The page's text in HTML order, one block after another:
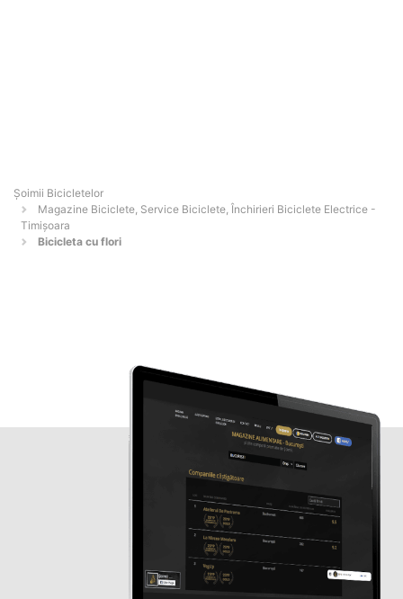
Șoimii Bicicletelor
Magazine Biciclete, Service Biciclete, Închirieri Biciclete Electrice -
Timişoara
Bicicleta cu flori